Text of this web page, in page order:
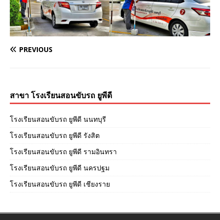
PREVIOUS
สาขา โรงเรียนสอนขับรถ ยูพีดี
โรงเรียนสอนขับรถ ยูพีดี นนทบุรี
โรงเรียนสอนขับรถ ยูพีดี รังสิต
โรงเรียนสอนขับรถ ยูพีดี รามอินทรา
โรงเรียนสอนขับรถ ยูพีดี นครปฐม
โรงเรียนสอนขับรถ ยูพีดี เชียงราย